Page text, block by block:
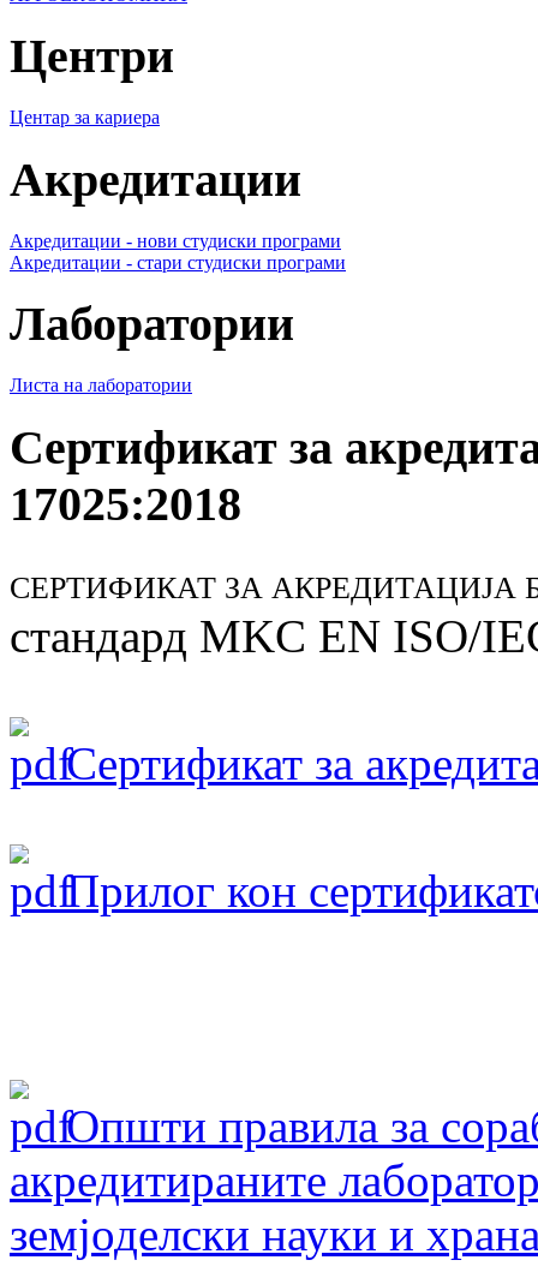
Центри
Центар за кариера
Акредитации
Акредитации - нови студиски програми
Акредитации - стари студиски програми
Лаборатории
Листа на лаборатории
Сертификат за
17025:2018
СЕРТИФИКАТ ЗА АКРЕДИТАЦИЈА
стандард MKC EN ISO/
Сертификат за
Прилог кон
Oпшти правила за
акредитираните
земјоделски науки и